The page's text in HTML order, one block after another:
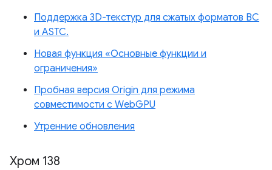
Поддержка 3D-текстур для сжатых форматов BC
и ASTC.
Новая функция «Основные функции и
ограничения»
Пробная версия Origin для режима
совместимости с WebGPU
Утренние обновления
Хром 138